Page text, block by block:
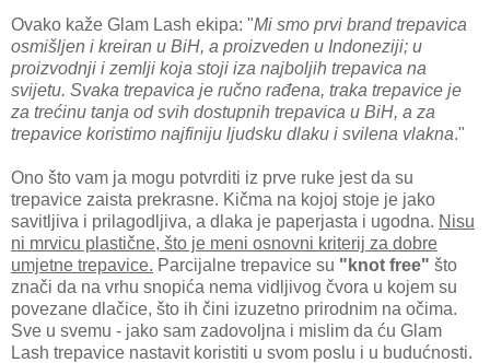
Ovako kaže Glam Lash ekipa: "Mi smo prvi brand trepavica
osmišljen i kreiran u BiH, a proizveden u Indoneziji; u
proizvodnji i zemlji koja stoji iza najboljih trepavica na
svijetu. Svaka trepavica je ručno rađena, traka trepavice je
za trećinu tanja od svih dostupnih trepavica u BiH, a za
trepavice koristimo najfiniju ljudsku dlaku i svilena vlakna."
Ono što vam ja mogu potvrditi iz prve ruke jest da su
trepavice zaista prekrasne. Kičma na kojoj stoje je jako
savitljiva i prilagodljiva, a dlaka je paperjasta i ugodna. Nisu
ni mrvicu plastične, što je meni osnovni kriterij za dobre
umjetne trepavice. Parcijalne trepavice su "knot free" što
znači da na vrhu snopića nema vidljivog čvora u kojem su
povezane dlačice, što ih čini izuzetno prirodnim na očima.
Sve u svemu - jako sam zadovoljna i mislim da ću Glam
Lash trepavice nastavit koristiti u svom poslu i u budućnosti.